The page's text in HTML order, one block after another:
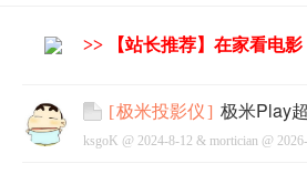
>> 【站长推荐】在家看电
[极米投影仪] 极米Play
ksgoK @ 2024-8-12 & mortician @